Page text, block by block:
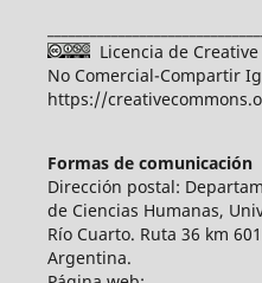
Licencia de Creative
No Comercial-Compartir
https://
Formas de comunicación
Dirección postal:
de Ciencias Humanas,
Río Cuarto. Ruta 36 km
Argentina.